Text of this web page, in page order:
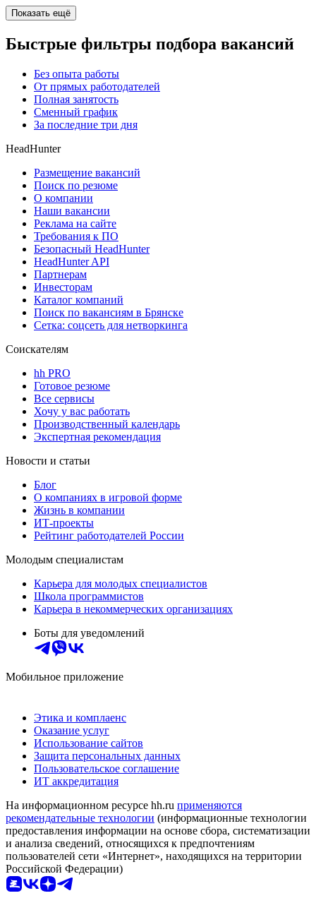
Показать ещё
Быстрые фильтры подбора вакансий
Без опыта работы
От прямых работодателей
Полная занятость
Сменный график
За последние три дня
HeadHunter
Размещение вакансий
Поиск по резюме
О компании
Наши вакансии
Реклама на сайте
Требования к ПО
Безопасный HeadHunter
HeadHunter API
Партнерам
Инвесторам
Каталог компаний
Поиск по вакансиям в Брянске
Сетка: соцсеть для нетворкинга
Соискателям
hh PRO
Готовое резюме
Все сервисы
Хочу у вас работать
Производственный календарь
Экспертная рекомендация
Новости и статьи
Блог
О компаниях в игровой форме
Жизнь в компании
ИТ-проекты
Рейтинг работодателей России
Молодым специалистам
Карьера для молодых специалистов
Школа программистов
Карьера в некоммерческих организациях
Боты для уведомлений
Мобильное приложение
Этика и комплаенс
Оказание услуг
Использование сайтов
Защита персональных данных
Пользовательское соглашение
ИТ аккредитация
На информационном ресурсе hh.ru применяются
рекомендательные технологии (информационные технологии
предоставления информации на основе сбора, систематизации
и анализа сведений, относящихся к предпочтениям
пользователей сети «Интернет», находящихся на территории
Российской Федерации)